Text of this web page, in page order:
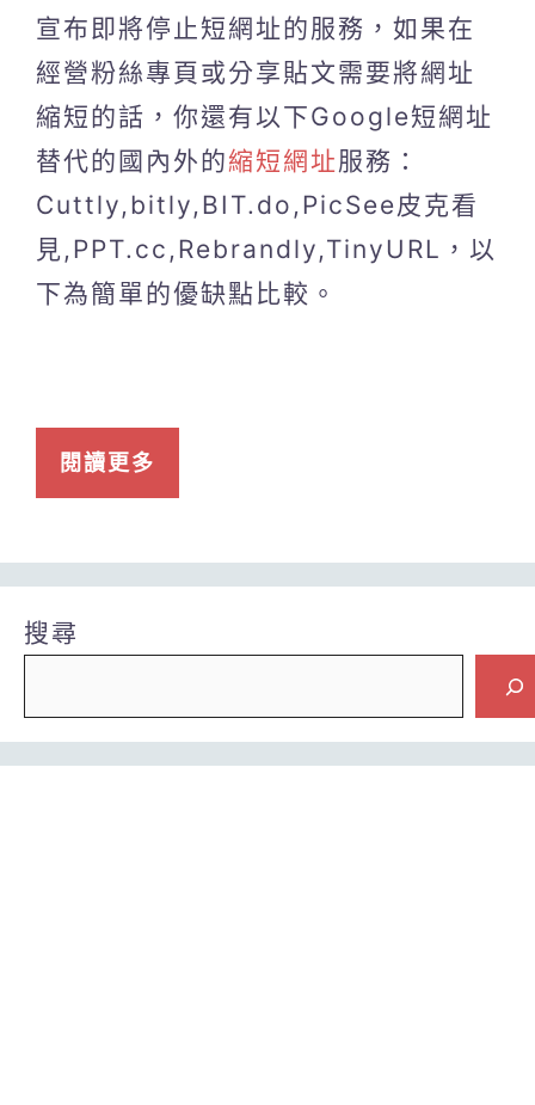
宣布即將停止短網址的服務，如果在
經營粉絲專頁或分享貼文需要將網址
縮短的話，你還有以下Google短網址
替代的國內外的縮短網址服務：
Cuttly,bitly,BIT.do,PicSee皮克看
見,PPT.cc,Rebrandly,TinyURL，以
下為簡單的優缺點比較。
閱讀更多
搜尋